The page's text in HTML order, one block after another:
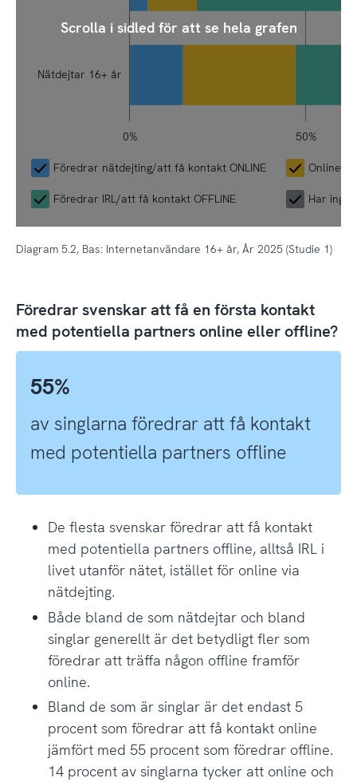
Nätdejtar 16+ år
L
120%
80%
60%
150% 50%
0%
-20%
-40%
Föredrar nätdejting/att få kontakt ONLINE Online
Föredrar IRL/att få kontakt OFFLINE Har
Scrolla i sidled för att se hela grafen
Diagram 5.2, Bas: Internetanvändare 16+ år, År 2025 (Studie 1)
Föredrar svenskar att få en första kontakt
med potentiella partners online eller offline?
55%
av singlarna föredrar att få kontakt
med potentiella partners offline
De flesta svenskar föredrar att få kontakt
med potentiella partners offline, alltså IRL i
livet utanför nätet, istället för online via
nätdejting.
Både bland de som nätdejtar och bland
singlar generellt är det betydligt fler som
föredrar att träffa någon offline framför
online.
Bland de som är singlar är det endast 5
procent som föredrar att få kontakt online
jämfört med 55 procent som föredrar offline.
14 procent av singlarna tycker att online och